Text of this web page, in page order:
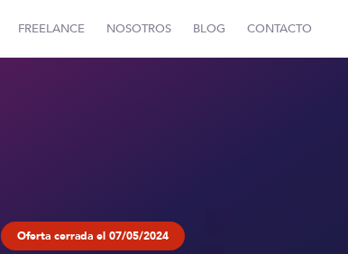
FREELANCE NOSOTROS BLOG CONTACTO
Oferta cerrada el 07/05/2024